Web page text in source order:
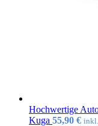
Hochwertige
Kuga 55,90 €